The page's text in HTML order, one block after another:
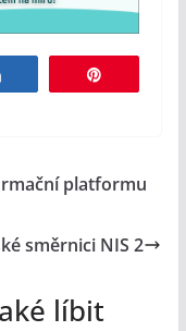
platformu
směrnici NIS 2
líbit